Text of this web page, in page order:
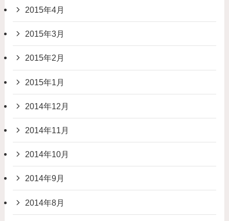
2015年4月
2015年3月
2015年2月
2015年1月
2014年12月
2014年11月
2014年10月
2014年9月
2014年8月